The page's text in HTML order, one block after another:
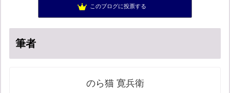
真のジャーナリズムがここにある！
このブログに投票する
筆者
のら猫 寛兵衛